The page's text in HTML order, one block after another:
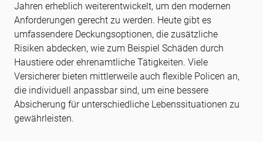
Jahren erheblich weiterentwickelt, um den modernen
Anforderungen gerecht zu werden. Heute gibt es
umfassendere Deckungsoptionen, die zusätzliche
Risiken abdecken, wie zum Beispiel Schäden durch
Haustiere oder ehrenamtliche Tätigkeiten. Viele
Versicherer bieten mittlerweile auch flexible Policen an,
die individuell anpassbar sind, um eine bessere
Absicherung für unterschiedliche Lebenssituationen zu
gewährleisten.